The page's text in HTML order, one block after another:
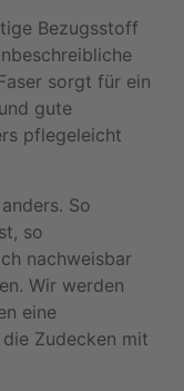
Bezugsstoff
sorgt für ein
gute
pflegeleicht
So
so
nachweisbar
Wir werden
eine
Zudecken mit